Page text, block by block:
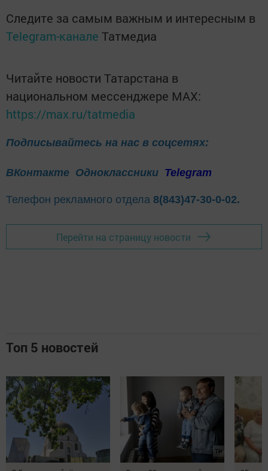
Следите за самым важным и интересным в
Telegram-канале Татмедиа
Читайте новости Татарстана в
национальном мессенджере MАХ:
https://max.ru/tatmedia
Подписывайтесь на нас в соцсетях:
ВКонтакте Одноклассники Telegram
Телефон рекламного отдела 8(843)47-30-0-02.
Перейти на страницу новости
Топ 5 новостей